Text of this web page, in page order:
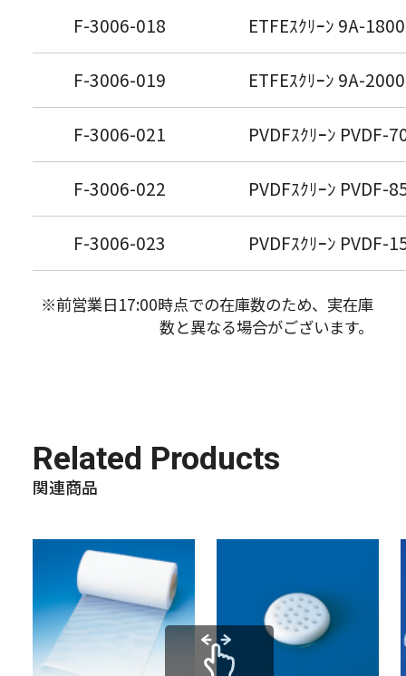
F-3006-018 ETFEｽｸﾘｰﾝ 9A-
F-3006-019 ETFEｽｸﾘｰﾝ 9A-
F-3006-021 PVDFｽｸﾘｰﾝ PVDF-
F-3006-022 PVDFｽｸﾘｰﾝ PVDF-
F-3006-023 PVDFｽｸﾘｰﾝ PVDF-
※前営業日17:00時点での在庫数のため、実在庫
数と異なる場合がございます。
Related Products
関連商品